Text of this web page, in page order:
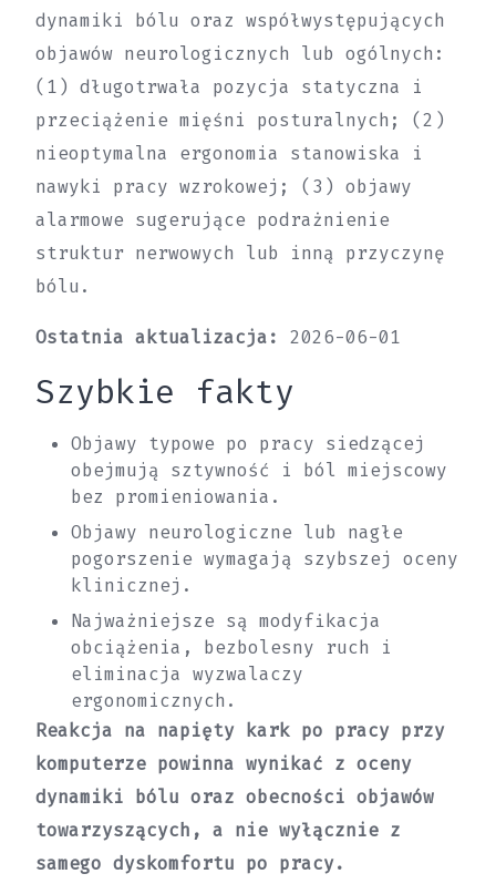
dynamiki bólu oraz współwystępujących
objawów neurologicznych lub ogólnych:
(1) długotrwała pozycja statyczna i
przeciążenie mięśni posturalnych; (2)
nieoptymalna ergonomia stanowiska i
nawyki pracy wzrokowej; (3) objawy
alarmowe sugerujące podrażnienie
struktur nerwowych lub inną przyczynę
bólu.
Ostatnia aktualizacja: 2026-06-01
Szybkie fakty
Objawy typowe po pracy siedzącej
obejmują sztywność i ból miejscowy
bez promieniowania.
Objawy neurologiczne lub nagłe
pogorszenie wymagają szybszej oceny
klinicznej.
Najważniejsze są modyfikacja
obciążenia, bezbolesny ruch i
eliminacja wyzwalaczy
ergonomicznych.
Reakcja na napięty kark po pracy przy
komputerze powinna wynikać z oceny
dynamiki bólu oraz obecności objawów
towarzyszących, a nie wyłącznie z
samego dyskomfortu po pracy.